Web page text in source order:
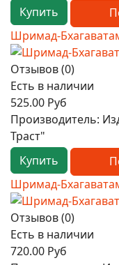
Купить
Шримад-
Отзывов (0)
Есть в наличии
525.00 Руб
Производитель:
Траст"
Купить
Шримад-
Отзывов (0)
Есть в наличии
720.00 Руб